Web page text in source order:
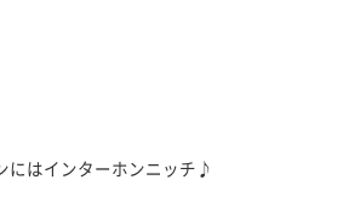
にはインターホンニッチ♪